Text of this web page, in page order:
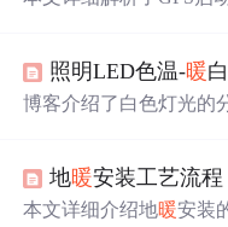
来提高定位速度。
照明LED色温-暖
博客介绍了白色灯光的
，适用于家庭等。还给
及相关资料信息。
地暖安装工艺流程
本文详细介绍地暖安装